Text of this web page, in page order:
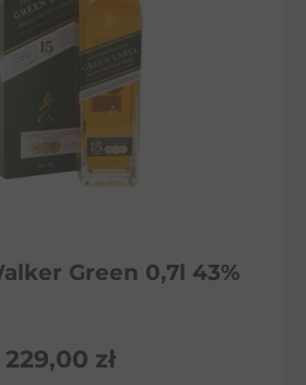
Green 0,7l 43%
229,00 zł